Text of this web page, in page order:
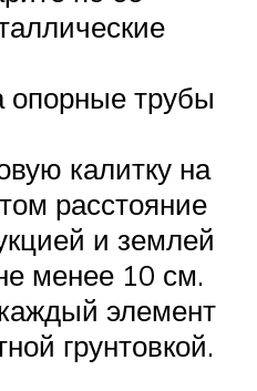
опорные трубы
калитку на
расстояние
и землей
менее 10 см.
элемент
грунтовкой.